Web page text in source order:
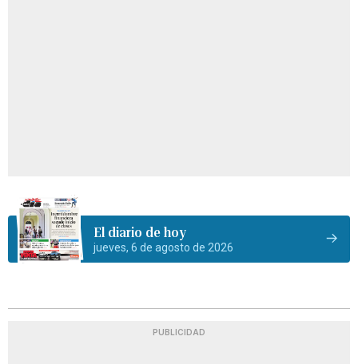
El diario de hoy
jueves, 6 de agosto de 2026
PUBLICIDAD